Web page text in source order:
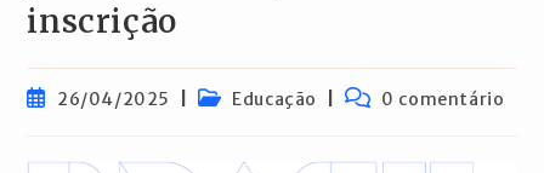
inscrição
Post26/04/2025
Categoria
Educação
Comentários
0 comentário